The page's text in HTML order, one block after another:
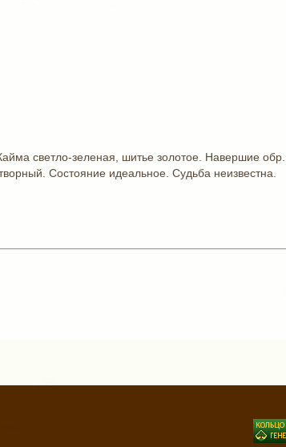
светло-зеленая, шитье золотое. Навершие
Состояние идеальное. Судьба неизвестна.